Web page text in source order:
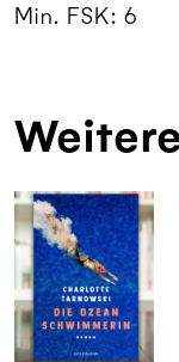
Min. FSK: 6